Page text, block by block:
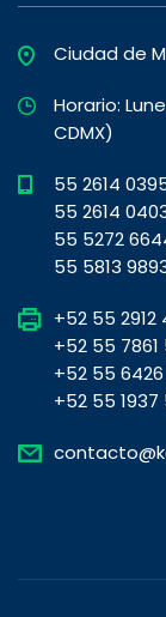
Ciudad de
Horario:
CDMX)
55 2614
55 2614
55 5272
55 5813
+52 55 2912
+52 55 7861
+52 55 6426
+52 55 1937